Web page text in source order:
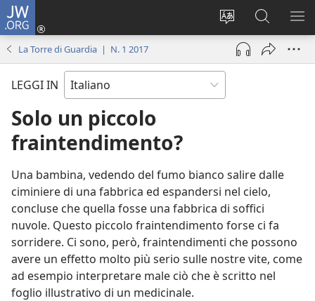
JW.ORG
Modificare
lingua
Accedi
(apre
nuova
finestra)
Cerca
in
JW.ORG
La Torre di Guardia | N. 1 2017
LEGGI IN
Solo un piccolo
fraintendimento?
Una bambina, vedendo del fumo bianco salire dalle
ciminiere di una fabbrica ed espandersi nel cielo,
concluse che quella fosse una fabbrica di soffici
nuvole. Questo piccolo fraintendimento forse ci fa
sorridere. Ci sono, però, fraintendimenti che possono
avere un effetto molto più serio sulle nostre vite, come
ad esempio interpretare male ciò che è scritto nel
foglio illustrativo di un medicinale.